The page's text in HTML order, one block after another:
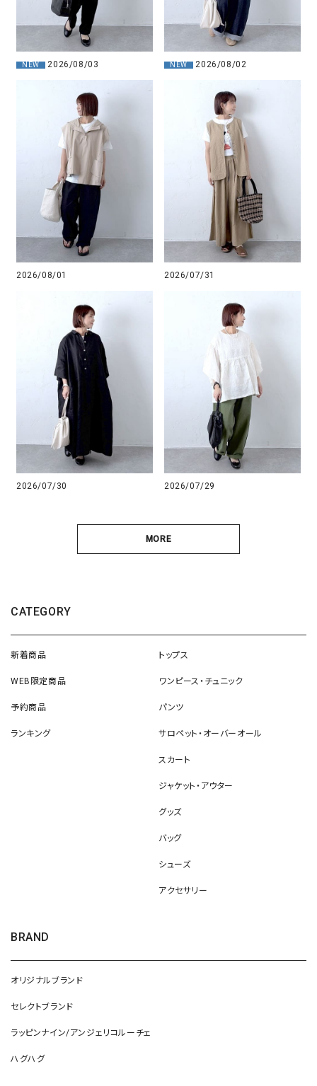
NEW 2026/08/03 NEW 2026/08/02
2026/08/01 2026/07/31
2026/07/30 2026/07/29
MORE
CATEGORY
新着商品
WEB限定商品
予約商品
ランキング
トップス
ワンピース・チュニック
パンツ
サロペット・オーバーオール
スカート
ジャケット・アウター
グッズ
バッグ
シューズ
アクセサリー
BRAND
オリジナルブランド
セレクトブランド
ラッピンナイン/アンジェリコルーチェ
ハグハグ